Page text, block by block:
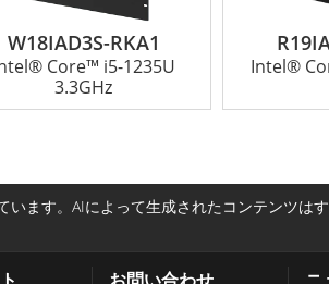
W18IAD3S-RKA1
Core™ i5-1235U
3.3GHz
Intel®
ます。AIによって生成されたコンテンツは